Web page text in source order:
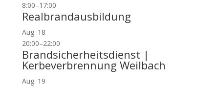
8:00–17:00
Realbrandausbildung
Aug. 18
20:00–22:00
Brandsicherheitsdienst |
Kerbeverbrennung Weilbach
Aug. 19